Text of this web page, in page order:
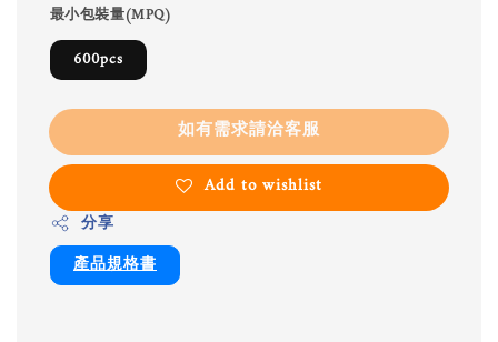
最小包裝量(MPQ)
600pcs
如有需求請洽客服
Add to wishlist
分享
產品規格書